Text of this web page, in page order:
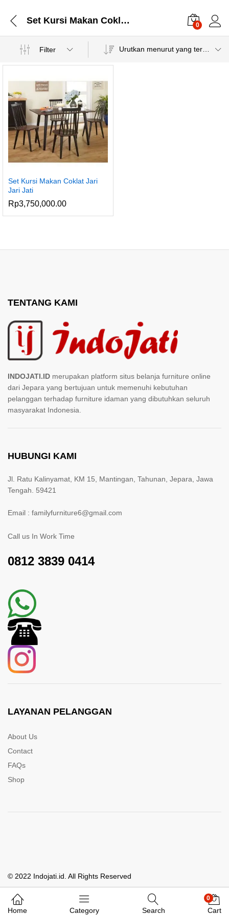
Set Kursi Makan Coklat Jari Jari Jati 0
Filter
Set Kursi Makan Coklat Jari
Jari Jati
Rp3,750,000.00
Whatsapp Kami
TENTANG KAMI
INDOJATI.ID merupakan platform situs belanja furniture online
dari Jepara yang bertujuan untuk memenuhi kebutuhan
pelanggan terhadap furniture idaman yang dibutuhkan seluruh
masyarakat Indonesia.
HUBUNGI KAMI
Jl. Ratu Kalinyamat, KM 15, Mantingan, Tahunan, Jepara, Jawa
Tengah. 59421
Email : familyfurniture6@gmail.com
Call us In Work Time
0812 3839 0414
LAYANAN PELANGGAN
About Us
Contact
FAQs
Shop
© 2022 Indojati.id. All Rights Reserved
Home Category Search
0
Cart